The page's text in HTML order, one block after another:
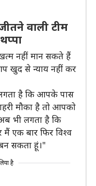
वाली टीम
नहीं मान सकते हैं
खुद से न्याय नहीं कर
है कि आपके पास
मौका है तो आपको
भी लगता है कि
एक बार फिर विश्व
सकता हूं।"
है